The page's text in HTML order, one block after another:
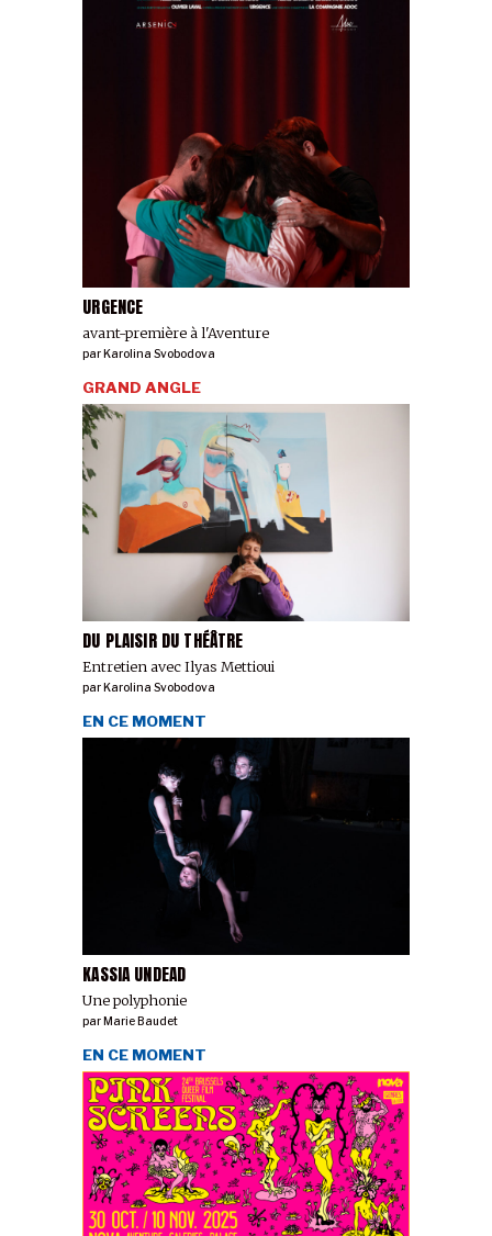
URGENCE
avant-première à l'Aventure
parKarolina Svobodova
DU PLAISIR DU THÉÂTRE
Entretien avec Ilyas Mettioui
GRAND ANGLE
parKarolina Svobodova
KASSIA UNDEAD
Une polyphonie
EN CE MOMENT
par Marie Baudet
EN CE MOMENT